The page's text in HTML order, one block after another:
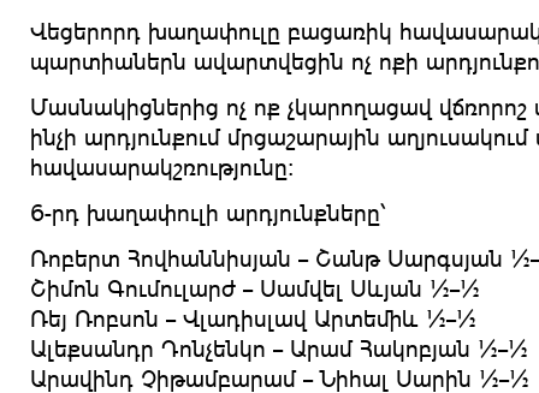
Վեցերորդ խաղափուլը բացառիկ
պարտիաներն ավարտվեցին ոչ ոքի
Մասնակիցներից ոչ ոք չկարողացավ վճռորոշ
ինչի արդյունքում մրցաշարային
հավասարակշռությունը։
6-րդ խաղափուլի արդյունքները՝
Ռոբերտ Հովհաննիսյան – Շանթ Սարգսյան
Շիմոն Գումուլարժ – Սամվել Սևյան ½–½
Ռեյ Ռոբսոն – Վլադիսլավ Արտեմիև ½–½
Ալեքսանդր Դոնչենկո – Արամ Հակոբյան ½–½
Արավինդ Չիթամբարամ – Նիհալ Սարին ½–½